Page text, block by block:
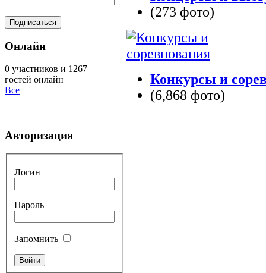
(273 фото)
Конкурсы и
(6,868 фото)
Онлайн
0 участников и 1267
гостей онлайн
Все
Авторизация
Логин
Пароль
Запомнить